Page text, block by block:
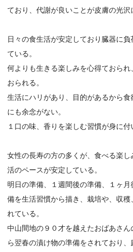
ており、代謝が良いことが皮膚の光沢
日々の食生活が安定しており臓器に
ている。
何よりも生きる楽しみを心得ておら
おられる。
生活にハリがあり、目的があるから
にも余念がない。
１口の味、香りを楽しむ習慣が身に付
女性の長寿の方の多くが、食べる楽
活のペースが安定している。
明日の準備、１週間後の準備、１ヶ
備を生活習慣から描き、栽培や、収穫
れている。
中山間地の９０才を越えたおばあさ
ら翌春の漬け物の準備をされており